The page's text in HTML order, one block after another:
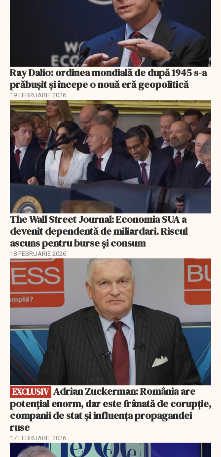
Ray Dalio: ordinea mondială de după 1945 s-a
prăbușit și începe o nouă eră geopolitică
19 FEBRUARIE 2026
The Wall Street Journal: Economia SUA a
devenit dependentă de miliardari. Riscul
ascuns pentru burse și consum
18 FEBRUARIE 2026
EXCLUSIV
EXCLUSIV
potențial enorm, dar este frânată de corupție,
companii de stat și influența propagandei
ruse
17 FEBRUARIE 2026
EXCLUSIV